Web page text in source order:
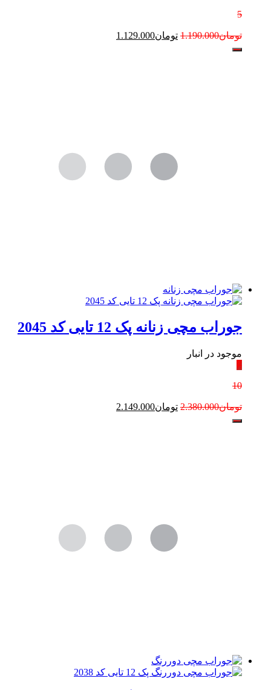
5
تومان1.190.000 تومان1.129.000
جوراب مچی زنانه پک 12 تایی کد 2045
موجود در انبار
٪
10
تومان2.380.000 تومان2.149.000